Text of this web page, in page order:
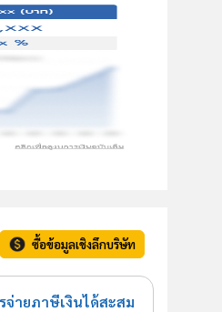
ซื้อข้อมูลเชิงลึกบริษัท
จ่ายภาษีเงินได้สะสม